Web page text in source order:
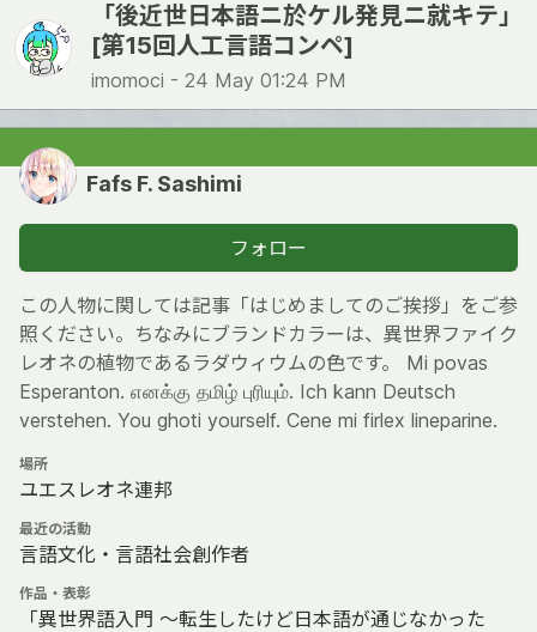
「後近世日本語ニ於ケル発見ニ就キテ」
[第15回人工言語コンペ]
imomoci - 24 May 01:24 PM
Fafs F. Sashimi
フォロー
この人物に関しては記事「はじめましてのご挨拶」をご参
照ください。ちなみにブランドカラーは、異世界ファイク
レオネの植物であるラダウィウムの色です。 Mi povas
Esperanton. எனக்கு தமிழ் புரியும். Ich kann Deutsch
verstehen. You ghoti yourself. Cene mi firlex lineparine.
場所
ユエスレオネ連邦
最近の活動
言語文化・言語社会創作者
作品・表彰
「異世界語入門 ～転生したけど日本語が通じなかった